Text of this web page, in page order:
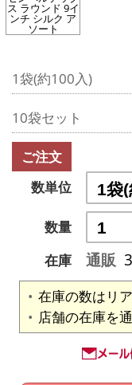
ス ラウンド 9イ
ンチ シルク ア
ソート
1袋(約100入)
10袋セット
ご注文
数単位
数量
在庫
通販
在庫の数はリ
店舗の在庫を